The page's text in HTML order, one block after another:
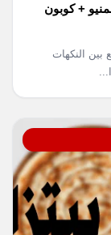
+ كوبون
بين النكهات